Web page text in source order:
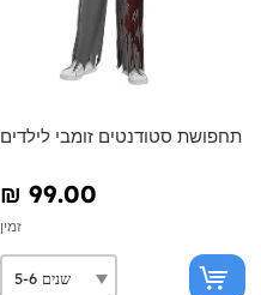
תחפושת סטודנטים זומבי לילדים
₪‎ 99.00
זמין